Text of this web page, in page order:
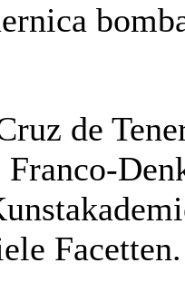
de
Franco-
Facetten.